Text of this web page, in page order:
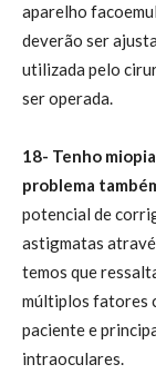
aparelho
deverão ser
utilizada pelo
ser operada.
18- Tenho
problema
potencial de
astigmatas
temos que
múltiplos fatores
paciente e
intraoculares.